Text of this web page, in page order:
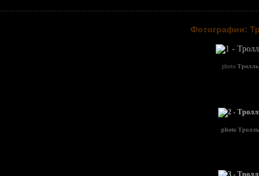
Фотографии:
photo Тролль
photo